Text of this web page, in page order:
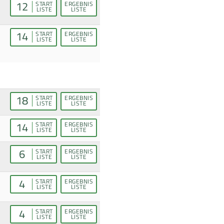
12 START
LISTE
ERGEBNIS
LISTE
14 START
LISTE
ERGEBNIS
LISTE
18 START
LISTE
ERGEBNIS
LISTE
14 START
LISTE
ERGEBNIS
LISTE
6 START
LISTE
ERGEBNIS
LISTE
4 START
LISTE
ERGEBNIS
LISTE
4 START
LISTE
ERGEBNIS
LISTE